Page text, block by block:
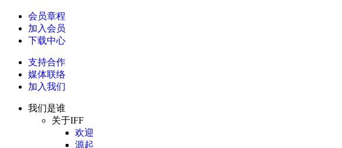
会员章程
加入会员
下载中心
支持合作
媒体联络
加入我们
我们是谁
关于IFF
欢迎
源起